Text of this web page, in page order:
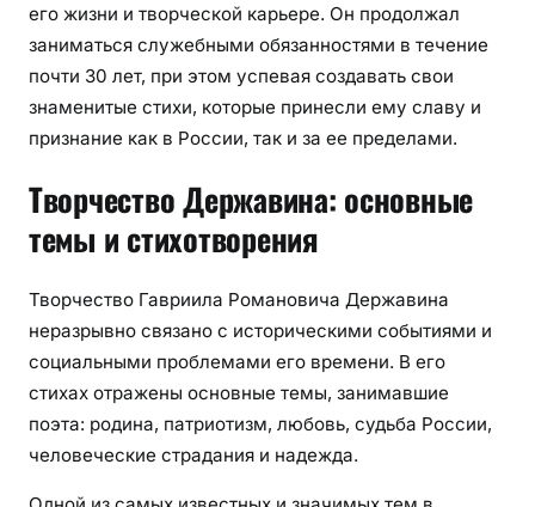
его жизни и творческой карьере. Он продолжал
заниматься служебными обязанностями в течение
почти 30 лет, при этом успевая создавать свои
знаменитые стихи, которые принесли ему славу и
признание как в России, так и за ее пределами.
Творчество Державина: основные
темы и стихотворения
Творчество Гавриила Романовича Державина
неразрывно связано с историческими событиями и
социальными проблемами его времени. В его
стихах отражены основные темы, занимавшие
поэта: родина, патриотизм, любовь, судьба России,
человеческие страдания и надежда.